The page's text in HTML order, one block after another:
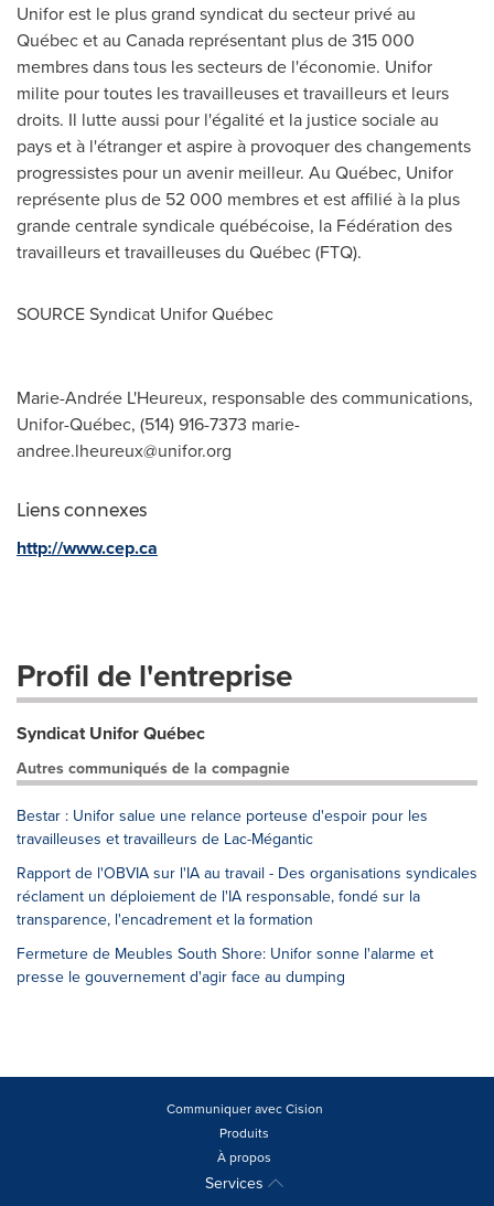
Unifor est le plus grand syndicat du secteur privé au
Québec et au Canada représentant plus de 315 000
membres dans tous les secteurs de l'économie. Unifor
milite pour toutes les travailleuses et travailleurs et leurs
droits. Il lutte aussi pour l'égalité et la justice sociale au
pays et à l'étranger et aspire à provoquer des changements
progressistes pour un avenir meilleur. Au Québec, Unifor
représente plus de 52 000 membres et est affilié à la plus
grande centrale syndicale québécoise, la Fédération des
travailleurs et travailleuses du Québec (FTQ).
SOURCE Syndicat Unifor Québec
Marie-Andrée L'Heureux, responsable des communications,
Unifor-Québec, (514) 916-7373 marie-
andree.lheureux@unifor.org
Liens connexes
http://www.cep.ca
Profil de l'entreprise
Syndicat Unifor Québec
Autres communiqués de la compagnie
Bestar : Unifor salue une relance porteuse d'espoir pour les
travailleuses et travailleurs de Lac-Mégantic
Rapport de l'OBVIA sur l'IA au travail - Des organisations syndicales
réclament un déploiement de l'IA responsable, fondé sur la
transparence, l'encadrement et la formation
Fermeture de Meubles South Shore: Unifor sonne l'alarme et
presse le gouvernement d'agir face au dumping
Communiquer avec Cision
Produits
À propos
Services